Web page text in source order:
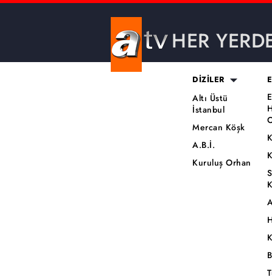
HER
DİZİLER
Altı Üstü
İstanbul
Mercan Köşk
A.B.İ.
Kuruluş Orhan